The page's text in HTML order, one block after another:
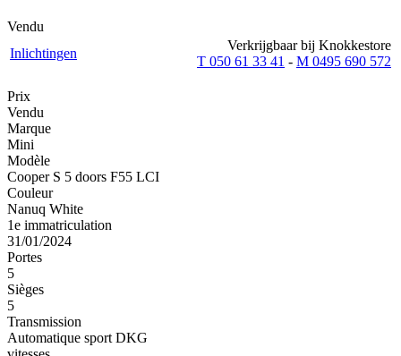
Vendu
Inlichtingen
Verkrijgbaar bij Knokkestore
T 050 61 33 41 - M 0495 690 572
Prix
Vendu
Marque
Mini
Modèle
Cooper S 5 doors F55 LCI
Couleur
Nanuq White
1e immatriculation
31/01/2024
Portes
5
Sièges
5
Transmission
Automatique sport DKG